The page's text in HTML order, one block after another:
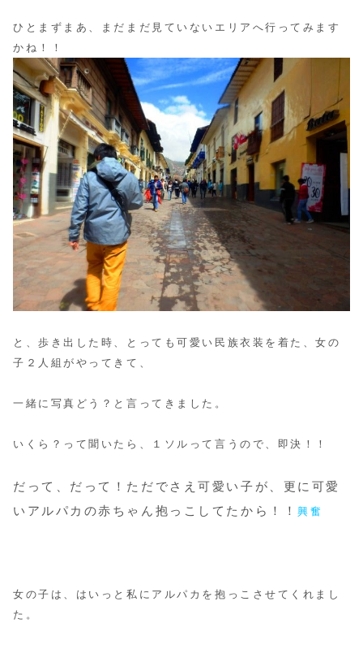
ひとまずまあ、まだまだ見ていないエリアへ行ってみます
かね！！
と、歩き出した時、とっても可愛い民族衣装を着た、女の
子２人組がやってきて、
一緒に写真どう？と言ってきました。
いくら？って聞いたら、１ソルって言うので、即決！！
だって、だって！ただでさえ可愛い子が、更に可愛
いアルパカの赤ちゃん抱っこしてたから！！興奮
女の子は、はいっと私にアルパカを抱っこさせてくれまし
た。